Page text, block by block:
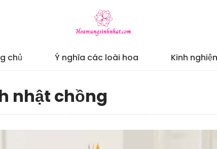
chủ Ý nghĩa các loài hoa Kinh
nhật chồng